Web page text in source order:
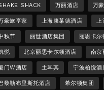
SHACK 万丽酒店 万豪
豪旅享家 上海康莱德酒店 上
秋节 丽世酒店集团 丽思卡尔
悦 北京丽思卡尔顿酒店 南京
门W酒店 土耳其 宁波柏悦酒
黎勒布里斯托酒店 希尔顿集团